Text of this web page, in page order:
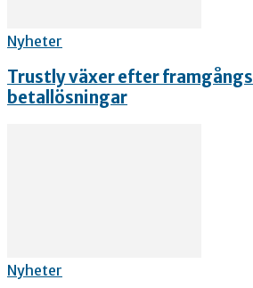
Nyheter
Trustly växer efter
betallösningar
Nyheter